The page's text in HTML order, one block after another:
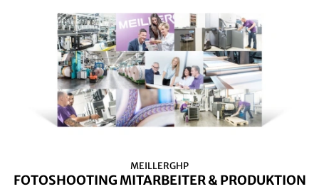
MEILLERGHP
FOTOSHOOTING MITARBEITER & PRODUKTION